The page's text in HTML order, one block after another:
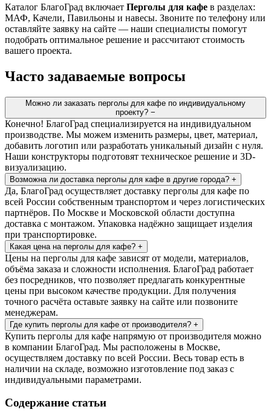
Каталог БлагоГрад включает Перголы для кафе в разделах:
МАФ, Качели, Павильоны и навесы. Звоните по телефону или
оставляйте заявку на сайте — наши специалисты помогут
подобрать оптимальное решение и рассчитают стоимость
вашего проекта.
Часто задаваемые вопросы
Можно ли заказать перголы для кафе по индивидуальному
проекту? −
Конечно! БлагоГрад специализируется на индивидуальном
производстве. Мы можем изменить размеры, цвет, материал,
добавить логотип или разработать уникальный дизайн с нуля.
Наши конструкторы подготовят техническое решение и 3D-
визуализацию.
Возможна ли доставка перголы для кафе в другие города? +
Да, БлагоГрад осуществляет доставку перголы для кафе по
всей России собственным транспортом и через логистических
партнёров. По Москве и Московской области доступна
доставка с монтажом. Упаковка надёжно защищает изделия
при транспортировке.
Какая цена на перголы для кафе? +
Цены на перголы для кафе зависят от модели, материалов,
объёма заказа и сложности исполнения. БлагоГрад работает
без посредников, что позволяет предлагать конкурентные
цены при высоком качестве продукции. Для получения
точного расчёта оставьте заявку на сайте или позвоните
менеджерам.
Где купить перголы для кафе от производителя? +
Купить перголы для кафе напрямую от производителя можно
в компании БлагоГрад. Мы расположены в Москве,
осуществляем доставку по всей России. Весь товар есть в
наличии на складе, возможно изготовление под заказ с
индивидуальными параметрами.
Содержание статьи